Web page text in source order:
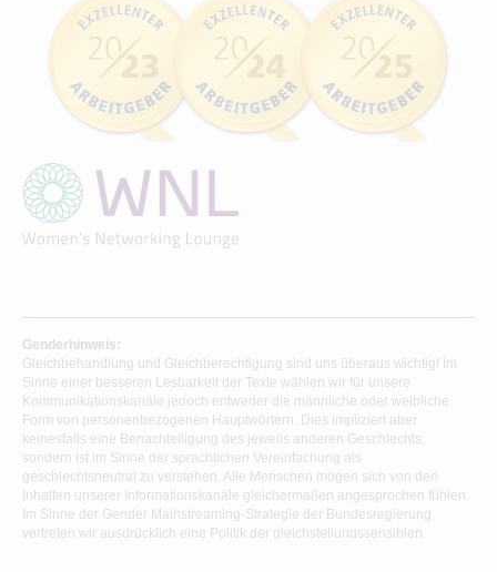
Genderhinweis:
Gleichbehandlung und Gleichberechtigung sind uns überaus wichtig! Im
Sinne einer besseren Lesbarkeit der Texte wählen wir für unsere
Kommunikationskanäle jedoch entweder die männliche oder weibliche
Form von personenbezogenen Hauptwörtern. Dies impliziert aber
keinesfalls eine Benachteiligung des jeweils anderen Geschlechts,
sondern ist im Sinne der sprachlichen Vereinfachung als
geschlechtsneutral zu verstehen. Alle Menschen mögen sich von den
Inhalten unserer Informationskanäle gleichermaßen angesprochen fühlen.
Im Sinne der Gender Mainstreaming-Strategie der Bundesregierung
vertreten wir ausdrücklich eine Politik der gleichstellungssensiblen